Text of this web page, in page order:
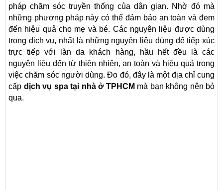
pháp chăm sóc truyền thống của dân gian. Nhờ đó mà
những phương pháp này có thể đảm bảo an toàn và đem
đến hiệu quả cho mẹ và bé. Các nguyên liệu được dùng
trong dịch vụ, nhất là những nguyên liệu dùng để tiếp xúc
trực tiếp với làn da khách hàng, hầu hết đều là các
nguyên liệu đến từ thiên nhiên, an toàn và hiệu quả trong
việc chăm sóc người dùng. Đo đó, đây là một địa chỉ cung
cấp dịch vụ spa tại nhà ở TPHCM mà bạn không nên bỏ
qua.